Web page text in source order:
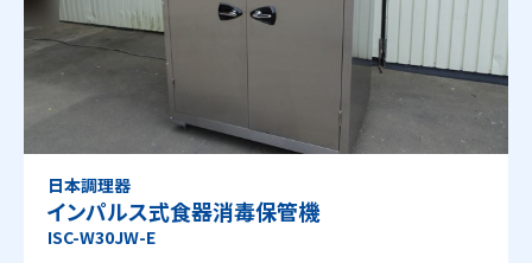
日本調理器
インパルス式食器消毒保管機
ISC-W30JW-E